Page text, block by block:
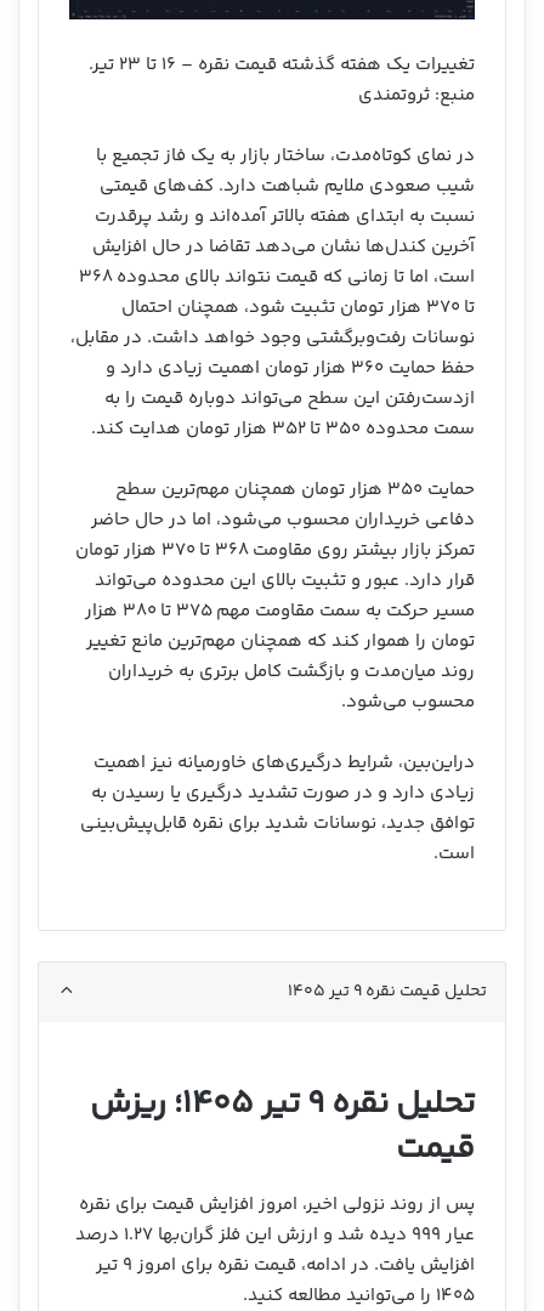
تغییرات یک هفته گذشته قیمت نقره – ۱۶ تا ۲۳ تیر.
منبع: ثروتمندی
در نمای کوتاه‌مدت، ساختار بازار به یک فاز تجمیع با
شیب صعودی ملایم شباهت دارد. کف‌های قیمتی
نسبت به ابتدای هفته بالاتر آمده‌اند و رشد پرقدرت
آخرین کندل‌ها نشان می‌دهد تقاضا در حال افزایش
است، اما تا زمانی که قیمت نتواند بالای محدوده ۳۶۸
تا ۳۷۰ هزار تومان تثبیت شود، همچنان احتمال
نوسانات رفت‌وبرگشتی وجود خواهد داشت. در مقابل،
حفظ حمایت ۳۶۰ هزار تومان اهمیت زیادی دارد و
ازدست‌رفتن این سطح می‌تواند دوباره قیمت را به
سمت محدوده ۳۵۰ تا ۳۵۲ هزار تومان هدایت کند.
حمایت ۳۵۰ هزار تومان همچنان مهم‌ترین سطح
دفاعی خریداران محسوب می‌شود، اما در حال حاضر
تمرکز بازار بیشتر روی مقاومت ۳۶۸ تا ۳۷۰ هزار تومان
قرار دارد. عبور و تثبیت بالای این محدوده می‌تواند
مسیر حرکت به سمت مقاومت مهم ۳۷۵ تا ۳۸۰ هزار
تومان را هموار کند که همچنان مهم‌ترین مانع تغییر
روند میان‌مدت و بازگشت کامل برتری به خریداران
محسوب می‌شود.
دراین‌بین، شرایط درگیری‌های خاورمیانه نیز اهمیت
زیادی دارد و در صورت تشدید درگیری یا رسیدن به
توافق جدید، نوسانات شدید برای نقره قابل‌پیش‌بینی
است.
تحلیل قیمت نقره ۹ تیر ۱۴۰۵
تحلیل نقره ۹ تیر ۱۴۰۵؛ ریزش
قیمت
پس از روند نزولی اخیر، امروز افزایش قیمت برای نقره
عیار ۹۹۹ دیده شد و ارزش این فلز گران‌بها ۱.۲۷ درصد
افزایش یافت. در ادامه، قیمت نقره برای امروز ۹ تیر
۱۴۰۵ را می‌توانید مطالعه کنید.